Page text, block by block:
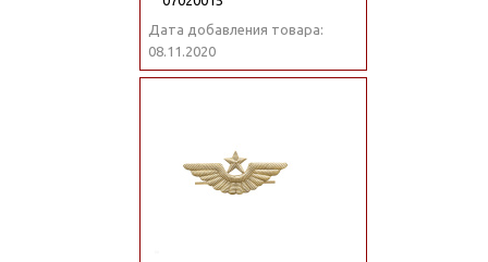
Дата добавления товара:
08.11.2020